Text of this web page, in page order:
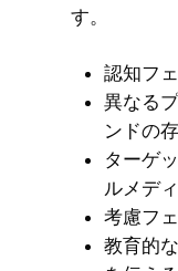
す。
認知フ
異なる
ンドの
ターゲ
ルメデ
考慮フ
教育的